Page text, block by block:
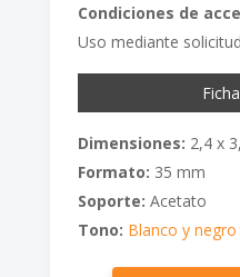
Condiciones de
Uso mediante solicitud
Dimensiones: 2,4 x
Formato: 35 mm
Soporte: Acetato
Tono: Blanco y negro